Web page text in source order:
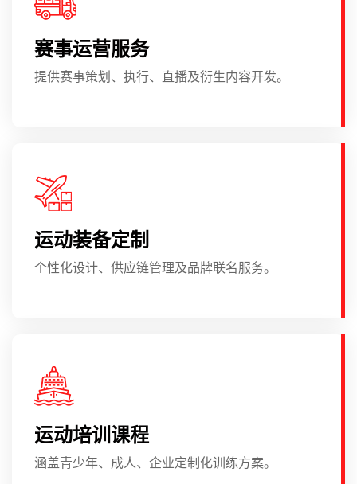
赛事运营服务
提供赛事策划、执行、直播及衍生内容开发。
运动装备定制
个性化设计、供应链管理及品牌联名服务。
运动培训课程
涵盖青少年、成人、企业定制化训练方案。